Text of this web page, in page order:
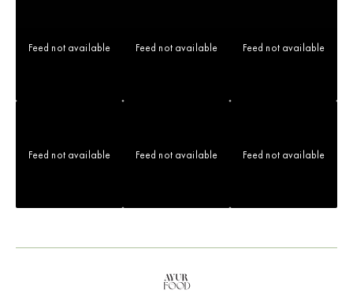
Feed not available Feed not available Feed not available
Feed not available Feed not available Feed not available